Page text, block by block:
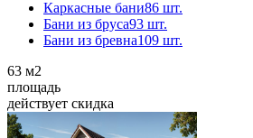
Каркасные бани86 шт.
Бани из бруса93 шт.
Бани из бревна109 шт.
63 м2
площадь
действует скидка